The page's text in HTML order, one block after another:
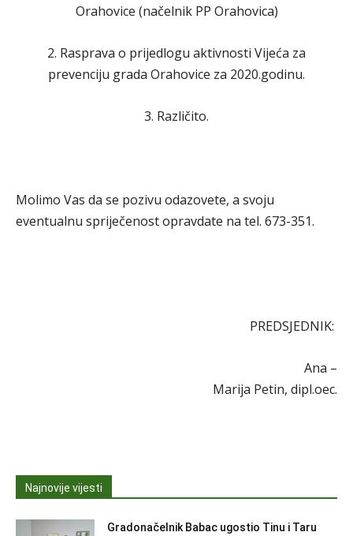
Orahovice (načelnik PP Orahovica)
2. Rasprava o prijedlogu aktivnosti Vijeća za
prevenciju grada Orahovice za 2020.godinu.
3. Različito.
Molimo Vas da se pozivu odazovete, a svoju
eventualnu spriječenost opravdate na tel. 673-351.
PREDSJEDNIK:
Ana –
Marija Petin, dipl.oec.
Najnovije vijesti
Gradonačelnik Babac ugostio Tinu i Taru